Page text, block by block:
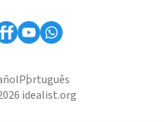
Português
idealist.org